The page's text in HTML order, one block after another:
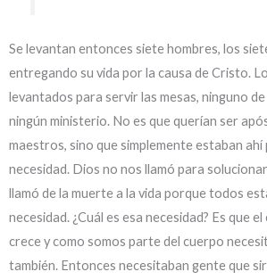
Se levantan entonces siete hombres, los
entregando su vida por la causa de Cristo.
levantados para servir las mesas, ninguno
ningún ministerio. No es que querían ser
maestros, sino que simplemente estaban ahí
necesidad. Dios no nos llamó para
llamó de la muerte a la vida porque todos
necesidad. ¿Cuál es esa necesidad? Es que
crece y como somos parte del cuerpo
también. Entonces necesitaban gente que